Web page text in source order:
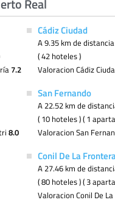
Real
7.2
Cádiz Ciudad
A 9.35 km de distancia
( 42 hoteles )
Valoracion Cádiz
8.0
San Fernando
A 22.52 km de
( 10 hoteles ) ( 1
Valoracion San
Conil De La
A 27.46 km de
( 80 hoteles ) ( 3
Valoracion Conil De